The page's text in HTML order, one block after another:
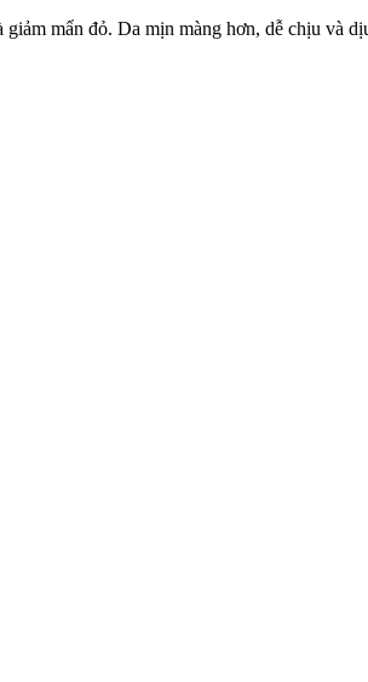
mẩn đỏ. Da mịn màng hơn, dễ chịu và